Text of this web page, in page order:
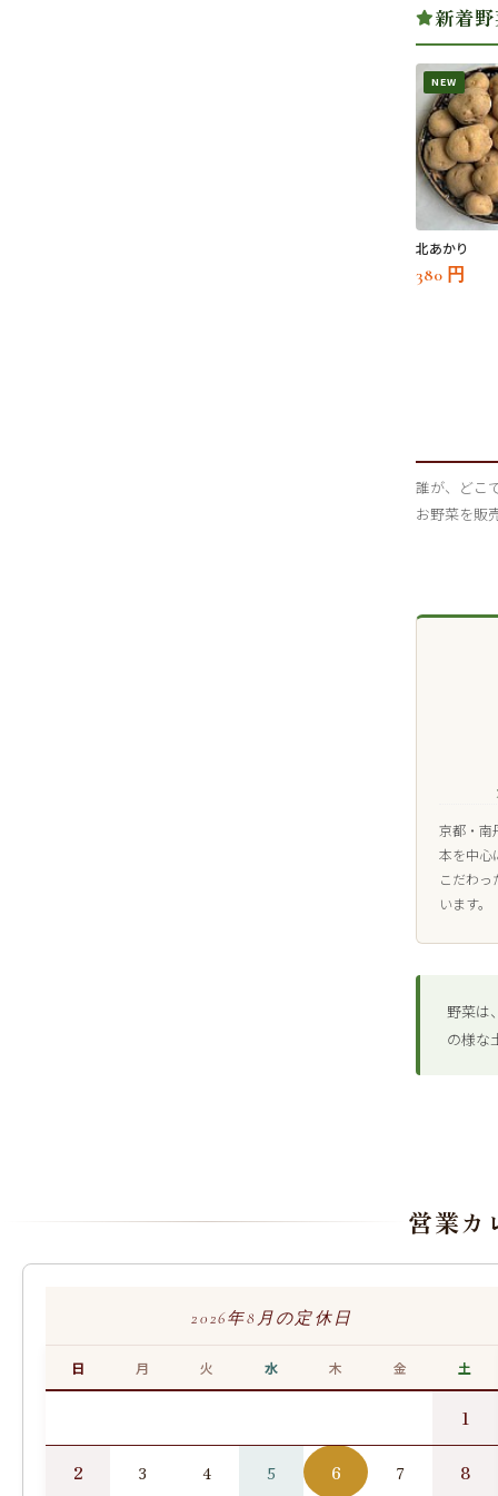
新着
NEW
北あかり
380 円
誰が、どこ
お野菜を販
京都・南
本を中心
こだわっ
います。
野菜は
の様な
営業カ
2026年8月の定休日
日 月 火 水 木 金 土
1
2 3 4 5 6 7 8